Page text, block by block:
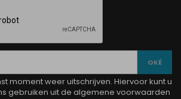
moment weer uitschrijven. Hiervoor kunt u
gebruiken uit de algemene voorwaarden